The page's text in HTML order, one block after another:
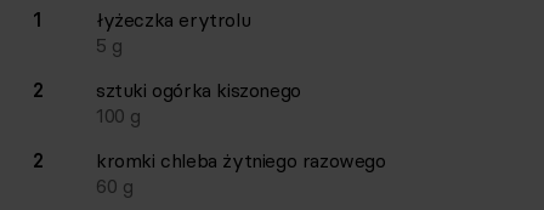
1
łyżeczka erytrolu
5 g
2
sztuki ogórka kiszonego
100 g
2
kromki chleba żytniego razowego
60 g